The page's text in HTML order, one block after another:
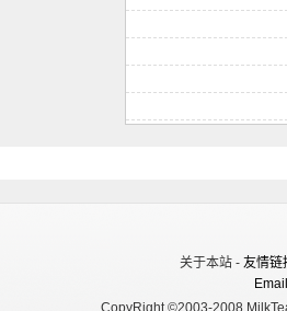
关于本站 - 友情链
CopyRight ©2003-2008